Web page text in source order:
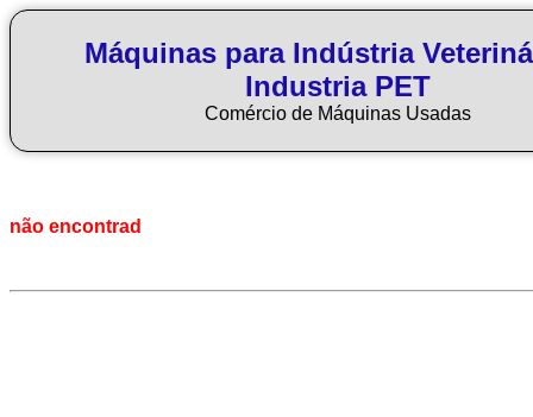
Máquinas para Indústria
Industria PET
Comércio de Máquinas Usadas
não encontrad